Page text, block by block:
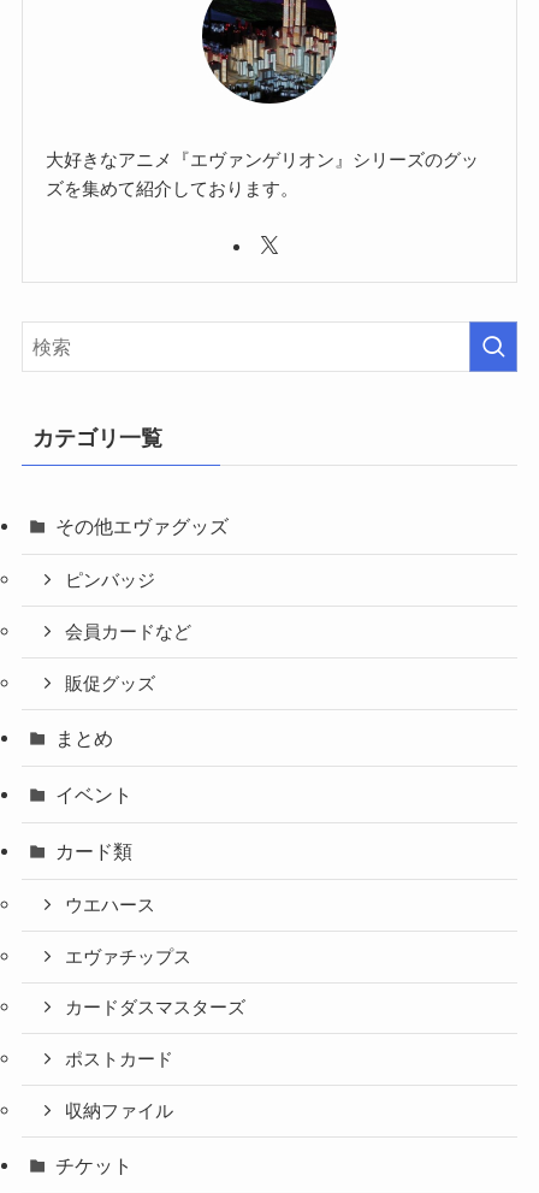
大好きなアニメ『エヴァンゲリオン』シリーズのグッ
ズを集めて紹介しております。
カテゴリ一覧
その他エヴァグッズ
ピンバッジ
会員カードなど
販促グッズ
まとめ
イベント
カード類
ウエハース
エヴァチップス
カードダスマスターズ
ポストカード
収納ファイル
チケット